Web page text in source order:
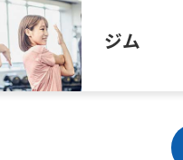
ジム